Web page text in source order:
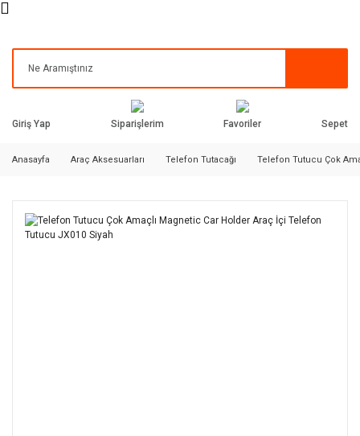
Giriş Yap Siparişlerim Favoriler Sepet
Anasayfa Araç Aksesuarları Telefon Tutacağı Telefon Tutucu Çok